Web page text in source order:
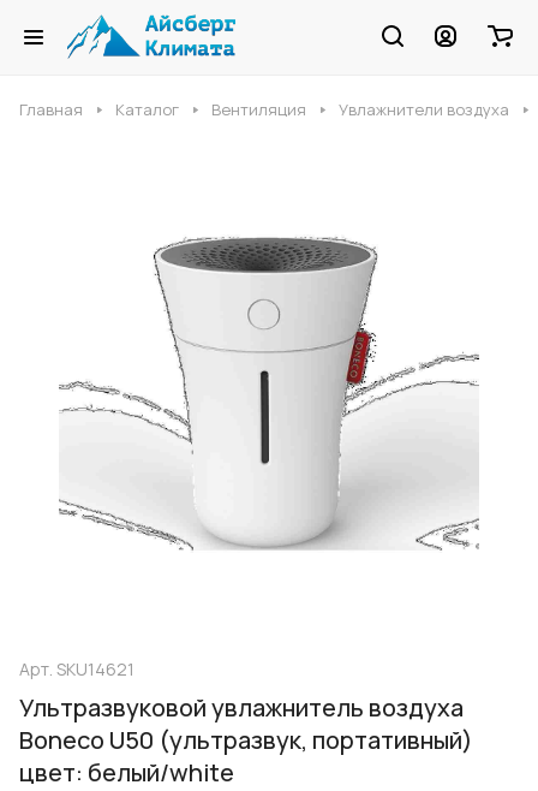
Главная Каталог Вентиляция Увлажнители воздуха
Арт. SKU14621
Ультразвуковой увлажнитель воздуха
Boneco U50 (ультразвук, портативный)
цвет: белый/white